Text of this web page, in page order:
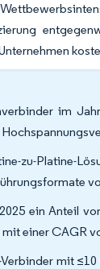
im
zu-Platine-
ein Anteil
einer CAGR
mit